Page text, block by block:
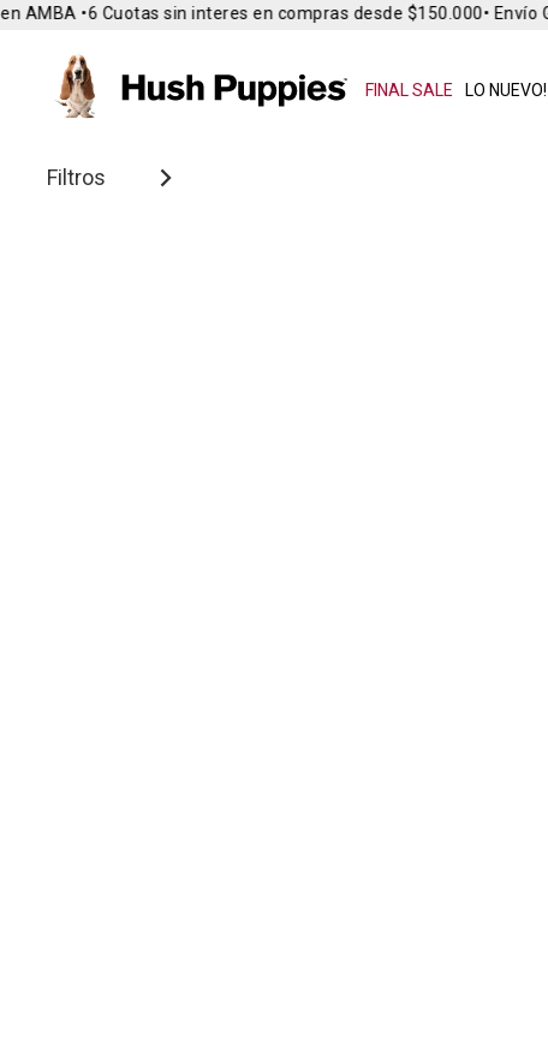
FINAL SALE LO NUEVO!
AMBA • 6 Cuotas sin interes en compras desde $150.000• Envío
Filtros